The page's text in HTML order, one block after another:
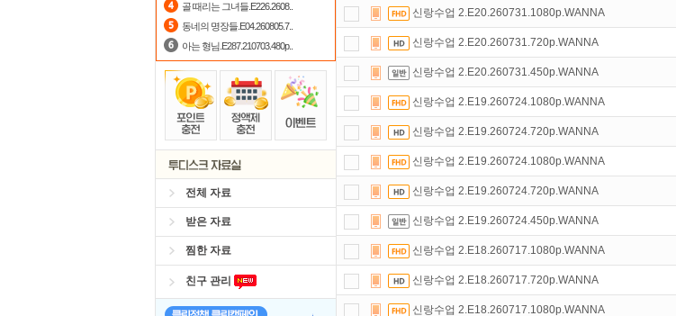
골 때리는 그녀들.E226.2608..
동네의 명장들.E04.260805.7..
아는 형님.E287.210703.480p..
전체 자료
받은 자료
찜한 자료
친구 관리
정액제할인쿠폰 사용방법
요즘 뭐가 재밌지?고민되면 눌러봐!투스토리~
자녀보호기능으로 가족과 함께 투디스크를 이용하세요~
스마트TV로 투디스크영화,드라마,예능보자!
신랑수업 2.E20.260731.1080p.WANNA
신랑수업 2.E20.260731.720p.WANNA
신랑수업 2.E20.260731.450p.WANNA
신랑수업 2.E19.260724.1080p.WANNA
신랑수업 2.E19.260724.720p.WANNA
신랑수업 2.E19.260724.1080p.WANNA
신랑수업 2.E19.260724.720p.WANNA
신랑수업 2.E19.260724.450p.WANNA
신랑수업 2.E18.260717.1080p.WANNA
신랑수업 2.E18.260717.720p.WANNA
신랑수업 2.E18.260717.1080p.WANNA